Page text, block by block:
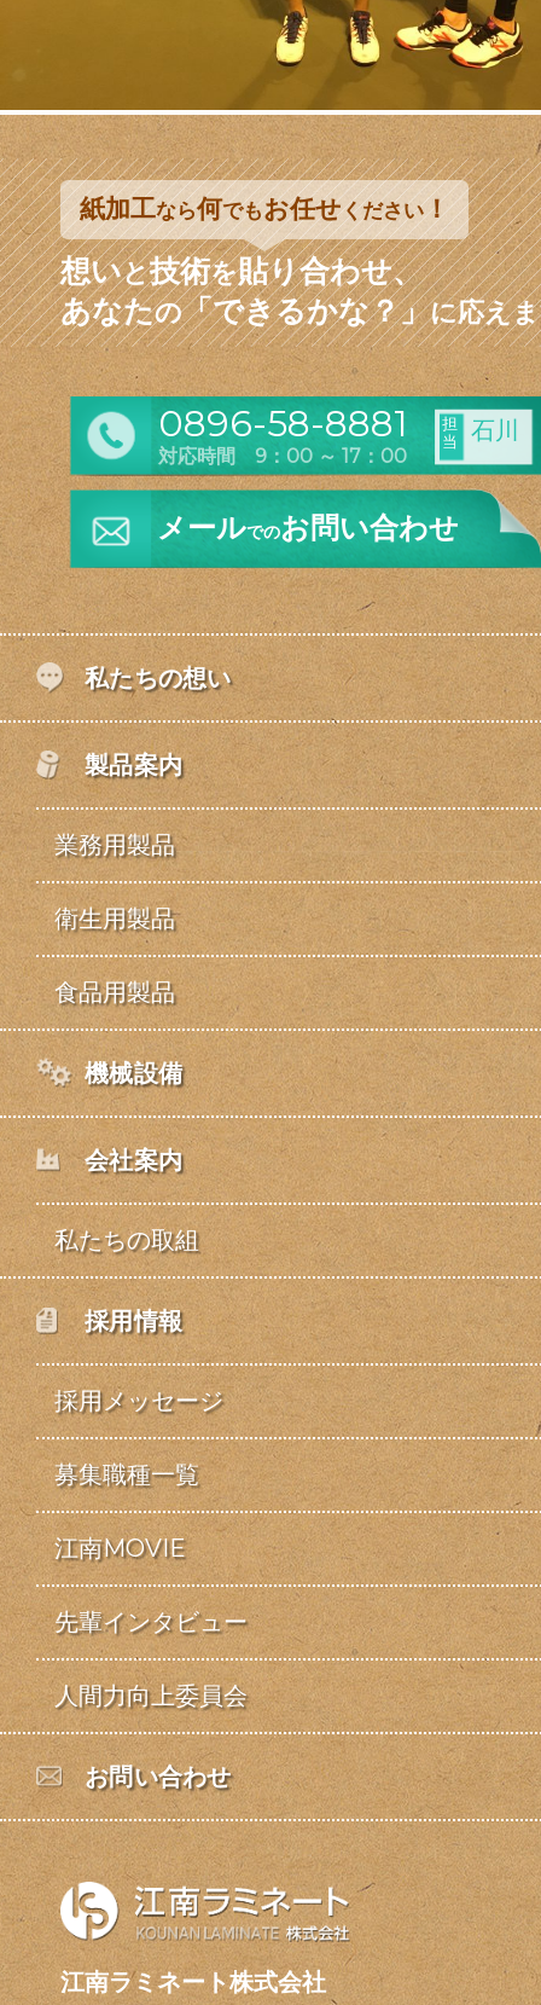
紙加工なら何でもお任せください！
想いと技術を貼り合わせ、
あなたの「できるかな？」に応え
0896-58-8881
対応時間 9：00 ～ 17：00
担
当
石川
メールでのお問い合わせ
私たちの想い
製品案内
業務用製品
衛生用製品
食品用製品
機械設備
会社案内
私たちの取組
採用情報
採用メッセージ
募集職種一覧
江南MOVIE
先輩インタビュー
人間力向上委員会
お問い合わせ
江南ラミネート株式会社